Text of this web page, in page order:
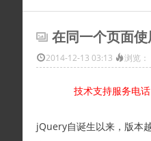
在同一个页面
2014-12-13 03:13 浏览：
技术支持服务电
jQuery自诞生以来，版本